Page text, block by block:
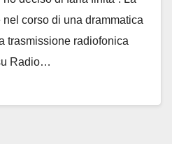
corso di una drammatica
trasmissione radiofonica
Radio…